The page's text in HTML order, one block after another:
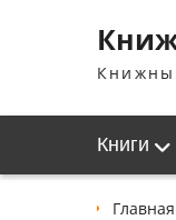
содержимому
Книги
Главная